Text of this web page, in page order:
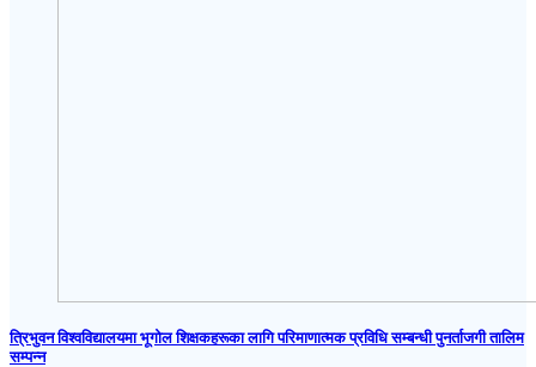
त्रिभुवन विश्वविद्यालयमा भूगोल शिक्षकहरूका लागि परिमाणात्मक प्रविधि सम्बन्धी पुनर्ताजगी तालिम
सम्पन्न